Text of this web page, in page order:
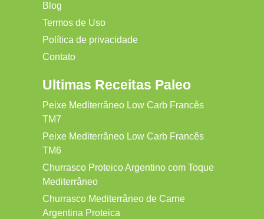
Blog
Termos de Uso
Política de privacidade
Contato
Ultimas Receitas Paleo
Peixe Mediterrâneo Low Carb Francês
TM7
Peixe Mediterrâneo Low Carb Francês
TM6
Churrasco Proteico Argentino com Toque
Mediterrâneo
Churrasco Mediterrâneo de Carne
Argentina Proteica